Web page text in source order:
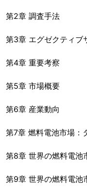
第2章 調査手法
第3章 エグゼクティブ
第4章 重要考察
第5章 市場概要
第6章 産業動向
第7章 燃料電池市場：
第8章 世界の燃料電池
第9章 世界の燃料電池